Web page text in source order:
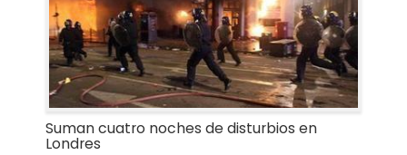
Suman cuatro noches de disturbios en
Londres